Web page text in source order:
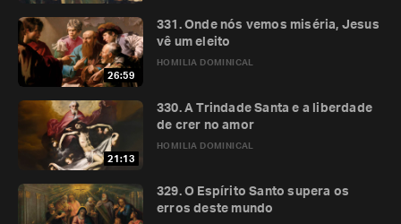
26:59
HOMILIA DOMINICAL
331. Onde nós vemos miséria, Jesus
vê um eleito
21:13
HOMILIA DOMINICAL
330. A Trindade Santa e a liberdade
de crer no amor
329. O Espírito Santo supera os
erros deste mundo